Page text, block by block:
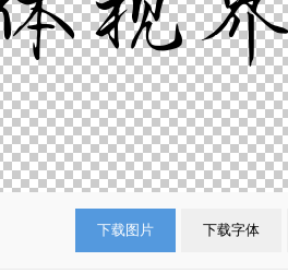
下载图片 下载字体